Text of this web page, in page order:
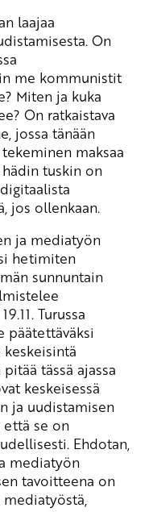
laajaa
On
me kommunistit
Miten ja kuka
On ratkaistava
jossa tänään
maksaa
tuskin on
jos ollenkaan.
ja mediatyön
hetimiten
sunnuntain
Turussa
päätettäväksi
tässä ajassa
keskeisessä
ja uudistamisen
se on
Ehdotan,
mediatyön
tavoitteena on